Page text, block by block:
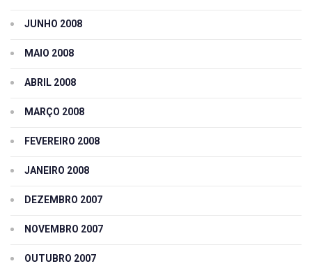
JUNHO 2008
MAIO 2008
ABRIL 2008
MARÇO 2008
FEVEREIRO 2008
JANEIRO 2008
DEZEMBRO 2007
NOVEMBRO 2007
OUTUBRO 2007